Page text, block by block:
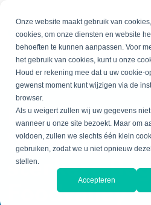
Onze website maakt gebruik van
cookies, om onze diensten en website
behoeften te kunnen aanpassen. Voor
het gebruik van cookies, kunt u onze
Houd er rekening mee dat u uw cookie-
gewenst moment kunt wijzigen via de
browser.
Als u weigert zullen wij uw gegevens
wanneer u onze site bezoekt. Maar om
voldoen, zullen we slechts één klein
gebruiken, zodat we u niet opnieuw
stellen.
Accepteren
ICT
Werken aan
sterkere
Foodvalley